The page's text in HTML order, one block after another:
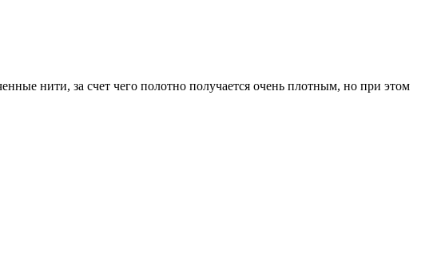
нити, за счет чего полотно получается очень плотным, но при этом